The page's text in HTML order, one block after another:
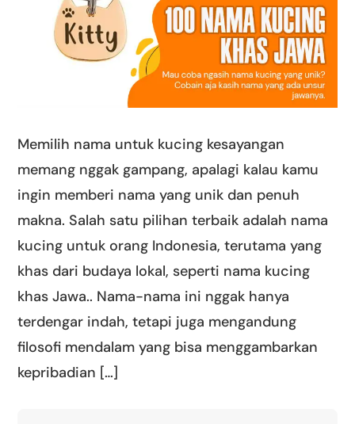
Memilih nama untuk kucing kesayangan
memang nggak gampang, apalagi kalau kamu
ingin memberi nama yang unik dan penuh
makna. Salah satu pilihan terbaik adalah nama
kucing untuk orang Indonesia, terutama yang
khas dari budaya lokal, seperti nama kucing
khas Jawa.. Nama-nama ini nggak hanya
terdengar indah, tetapi juga mengandung
filosofi mendalam yang bisa menggambarkan
kepribadian […]